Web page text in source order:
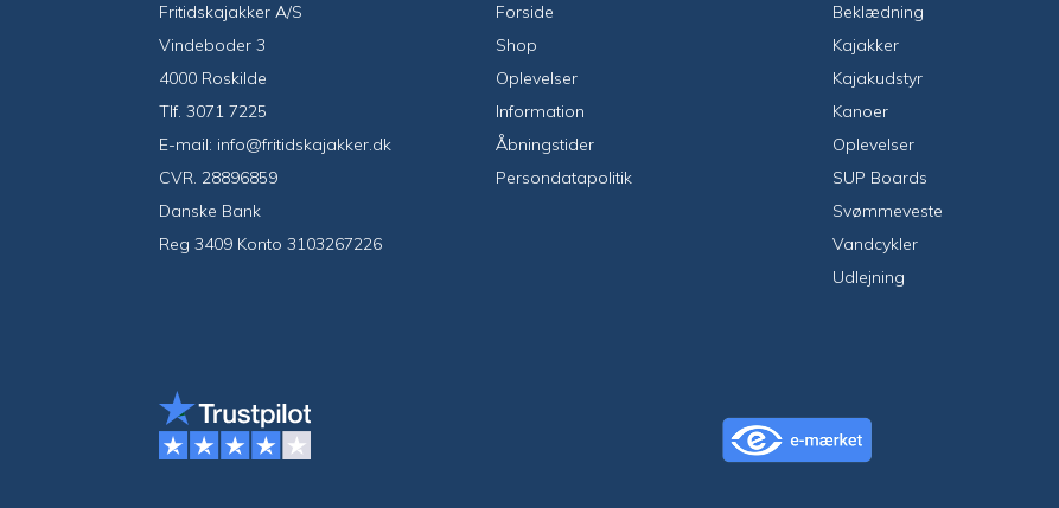
Fritidskajakker A/S
Vindeboder 3
4000 Roskilde
Tlf.3071 7225
E-mail: info@fritidskajakker.dk
CVR. 28896859
Danske Bank
Reg 3409 Konto 3103267226
Forside
Shop
Oplevelser
Information
Åbningstider
Persondatapolitik
Beklædning
Kajakker
Kajakudstyr
Kanoer
Oplevelser
SUP Boards
Svømmeveste
Vandcykler
Udlejning